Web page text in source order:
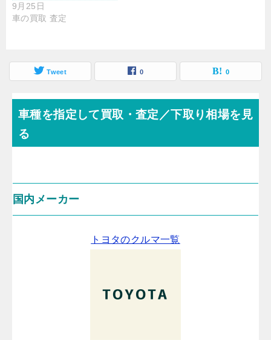
9月25日
車の買取 査定
Tweet 0 0
車種を指定して買取・査定／下取り相場を見
る
国内メーカー
トヨタのクルマ一覧